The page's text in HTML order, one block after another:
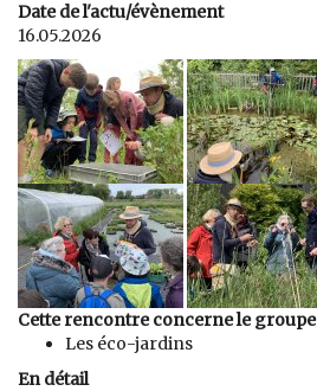
Date de l'actu/évènement
16.05.2026
Cette rencontre concerne le groupe
Les éco-jardins
En détail